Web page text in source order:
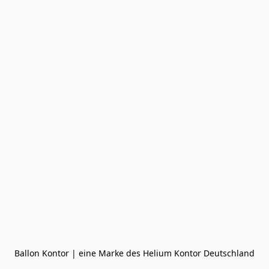
Ballon Kontor | eine Marke des Helium Kontor Deutschland